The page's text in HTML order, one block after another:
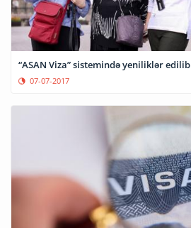
“ASAN Viza” sistemində yeniliklər edilib
07-07-2017